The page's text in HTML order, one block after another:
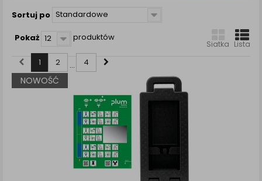
Sortuj po Standardowe
Pokaż 12 produktów
Siatka Lista
1 2 ... 4
NOWOŚĆ